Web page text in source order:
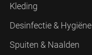
Kleding
Desinfectie & Hygiëne
Spuiten & Naalden